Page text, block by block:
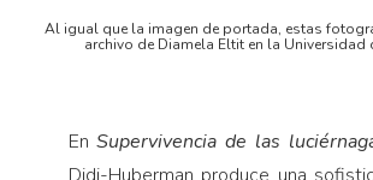
Al igual que la imagen de portada, estas
archivo de Diamela Eltit en la Universidad
EnSupervivencia de las